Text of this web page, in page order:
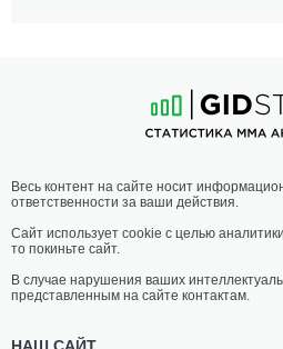
Весь контент на сайте носит
ответственности за ваши действия.
Сайт использует cookie с целью
то покиньте сайт.
В случае нарушения ваших
представленным на сайте контактам.